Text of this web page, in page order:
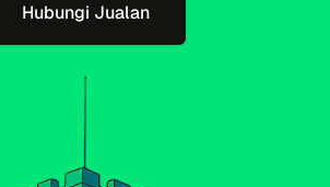
Hubungi Jualan